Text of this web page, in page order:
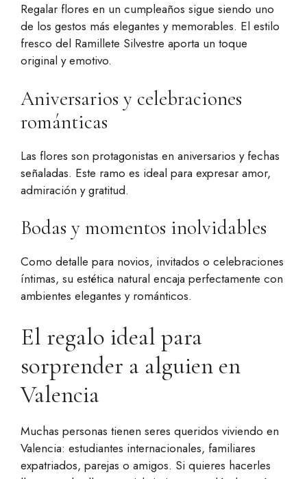
Regalar flores en un cumpleaños sigue siendo uno
de los gestos más elegantes y memorables. El estilo
fresco del Ramillete Silvestre aporta un toque
original y emotivo.
Aniversarios y celebraciones
románticas
Las flores son protagonistas en aniversarios y fechas
señaladas. Este ramo es ideal para expresar amor,
admiración y gratitud.
Bodas y momentos inolvidables
Como detalle para novios, invitados o celebraciones
íntimas, su estética natural encaja perfectamente con
ambientes elegantes y románticos.
El regalo ideal para
sorprender a alguien en
Valencia
Muchas personas tienen seres queridos viviendo en
Valencia: estudiantes internacionales, familiares
expatriados, parejas o amigos. Si quieres hacerles